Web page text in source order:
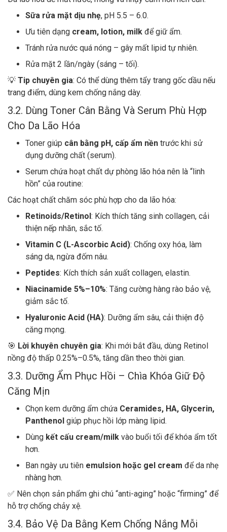
Sữa rửa mặt dịu nhẹ, pH 5.5 – 6.0.
Ưu tiên dạng cream, lotion, milk để giữ ẩm.
Tránh rửa nước quá nóng – gây mất lipid tự nhiên.
Rửa mặt 2 lần/ngày (sáng – tối).
💡 Tip chuyên gia: Có thể dùng thêm tẩy trang gốc dầu nếu
trang điểm, dùng kem chống nắng dày.
3.2. Dùng Toner Cân Bằng Và Serum Phù Hợp
Cho Da Lão Hóa
Toner giúp cân bằng pH, cấp ẩm nền trước khi sử
dụng dưỡng chất (serum).
Serum chứa hoạt chất dự phòng lão hóa nên là “linh
hồn” của routine:
Các hoạt chất chăm sóc phù hợp cho da lão hóa:
Retinoids/Retinol: Kích thích tăng sinh collagen, cải
thiện nếp nhăn, sắc tố.
Vitamin C (L-Ascorbic Acid): Chống oxy hóa, làm
sáng da, ngừa đốm nâu.
Peptides: Kích thích sản xuất collagen, elastin.
Niacinamide 5%–10%: Tăng cường hàng rào bảo vệ,
giảm sắc tố.
Hyaluronic Acid (HA): Dưỡng ẩm sâu, cải thiện độ
căng mọng.
🎯 Lời khuyên chuyên gia: Khi mới bắt đầu, dùng Retinol
nồng độ thấp 0.25%–0.5%, tăng dần theo thời gian.
3.3. Dưỡng Ẩm Phục Hồi – Chìa Khóa Giữ Độ
Căng Mịn
Chọn kem dưỡng ẩm chứa Ceramides, HA, Glycerin,
Panthenol giúp phục hồi lớp màng lipid.
Dùng kết cấu cream/milk vào buổi tối để khóa ẩm tốt
hơn.
Ban ngày ưu tiên emulsion hoặc gel cream để da nhẹ
nhàng hơn.
✅ Nên chọn sản phẩm ghi chú “anti-aging” hoặc “firming” để
hỗ trợ chống chảy xệ.
3.4. Bảo Vệ Da Bằng Kem Chống Nắng Mỗi